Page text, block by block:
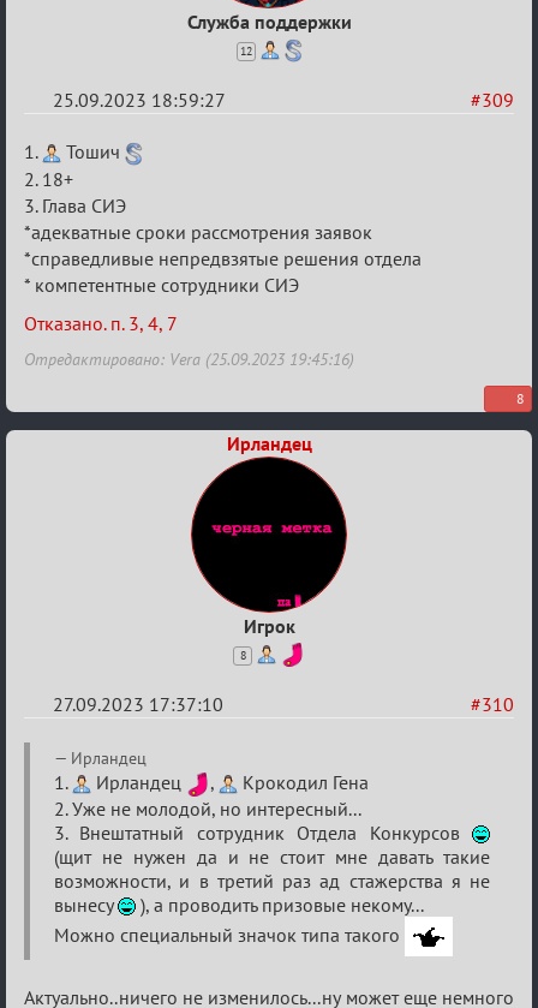
Служба поддержки
12
#309
25.09.2023 18:59:27
Re:
Заявки
в
Авторитеты²
1.
Тошич
2. 18+
3. Глава СИЭ
*адекватные сроки рассмотрения заявок
*справедливые непредвзятые решения отдела
* компетентные сотрудники СИЭ
Отказано. п. 3, 4, 7
Отредактировано: Vera (25.09.2023 19:45:16)
8
Ирландец
Игрок
8
#310
27.09.2023 17:37:10
Re:
Заявки
Авторитеты²
Ирландец
1. Ирландец ,
Крокодил Гена
2. Уже не молодой, но интересный...
3. Внештатный сотрудник Отдела Конкурсов
(щит не нужен да и не стоит мне давать такие
возможности, и в третий раз ад стажерства я не
вынесу
), а проводить призовые некому...
Можно специальный значок типа такого
Актуально..ничего не изменилось...ну может еще немного